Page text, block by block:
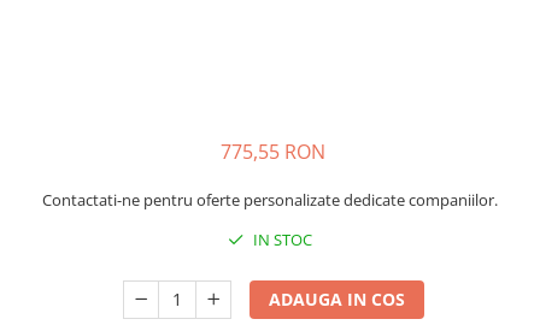
Stilouri
Creioane mecanice si grafit
775,55 RON
Contactati-ne pentru oferte personalizate dedicate companiilor.
IN STOC
ADAUGA IN COS